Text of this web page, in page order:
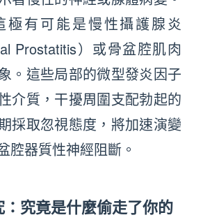
極有可能是慢性攝護腺炎
Prostatitis）或骨盆腔肌肉
。這些局部的微型發炎因子
介質，干擾周圍支配勃起的
採取忽視態度，將加速演變
腔器質性神經阻斷。
究竟是什麼偷走了你的